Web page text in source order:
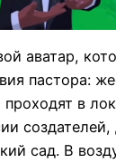
аватар,
пастора:
в
сад. В